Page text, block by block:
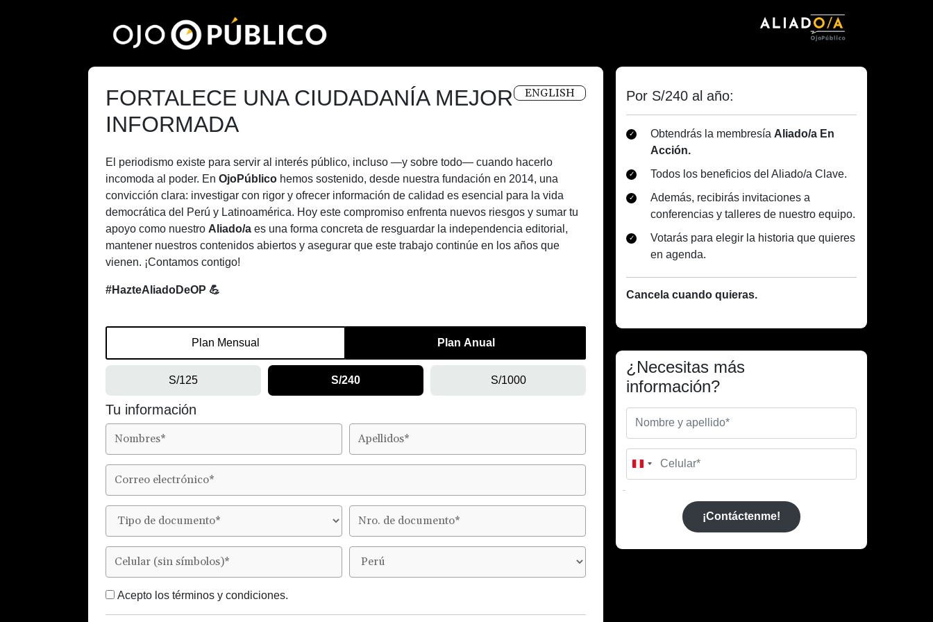
FORTALECE UNA CIUDADANÍA MEJOR
INFORMADA
ENGLISH
El periodismo existe para servir al interés público, incluso —y sobre todo— cuando hacerlo
incomoda al poder. En OjoPúblico hemos sostenido, desde nuestra fundación en 2014, una
convicción clara: investigar con rigor y ofrecer información de calidad es esencial para la vida
democrática del Perú y Latinoamérica. Hoy este compromiso enfrenta nuevos riesgos y sumar tu
apoyo como nuestro Aliado/a es una forma concreta de resguardar la independencia editorial,
mantener nuestros contenidos abiertos y asegurar que este trabajo continúe en los años que
vienen. ¡Contamos contigo!
#HazteAliadoDeOP 💪
Plan Mensual Plan Anual
S/125 S/240 S/1000
Tu información
Acepto los términos y condiciones.
Por S/240 al año:
Obtendrás la membresía Aliado/a En
Acción.
Todos los beneficios del Aliado/a Clave.
Además, recibirás invitaciones a
conferencias y talleres de nuestro equipo.
Votarás para elegir la historia que quieres
en agenda.
Cancela cuando quieras.
¿Necesitas más
información?
Peru
¡Contáctenme!